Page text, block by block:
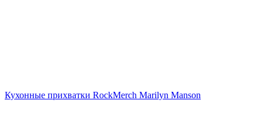
Кухонные прихватки RockMerch Marilyn Manson